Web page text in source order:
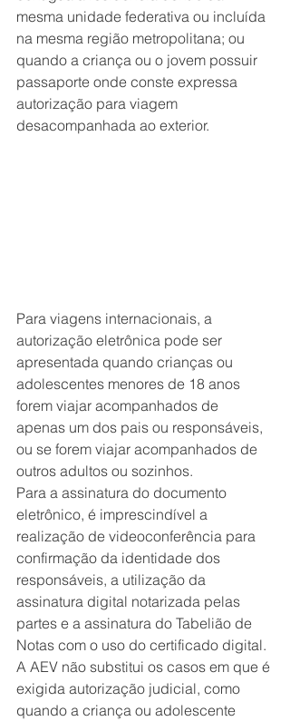
mesma unidade federativa ou incluída
na mesma região metropolitana; ou
quando a criança ou o jovem possuir
passaporte onde conste expressa
autorização para viagem
desacompanhada ao exterior.
Para viagens internacionais, a
autorização eletrônica pode ser
apresentada quando crianças ou
adolescentes menores de 18 anos
forem viajar acompanhados de
apenas um dos pais ou responsáveis,
ou se forem viajar acompanhados de
outros adultos ou sozinhos.
Para a assinatura do documento
eletrônico, é imprescindível a
realização de videoconferência para
confirmação da identidade dos
responsáveis, a utilização da
assinatura digital notarizada pelas
partes e a assinatura do Tabelião de
Notas com o uso do certificado digital.
A AEV não substitui os casos em que é
exigida autorização judicial, como
quando a criança ou adolescente